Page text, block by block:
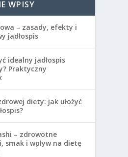
WPISY
– zasady, efekty i
jadłospis
idealny jadłospis
Praktyczny
diety: jak ułożyć
– zdrowotne
smak i wpływ na dietę